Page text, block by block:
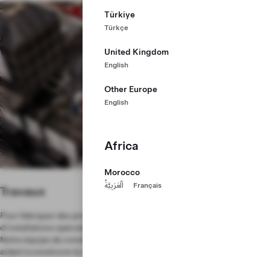
Türkiye
Türkçe
United Kingdom
English
Other Europe
English
Africa
Morocco
اَلْعَرَبِيَّةُ Français
Pour fabriquer des produits qui se démarquent, nous devons disposer
d'installations spécialement pensées à cet effet et uniques au monde.
Notre équipe de construction réinvente le concept d'usine en nous
aidant à construire le site de Gigafactory Texas à partir de rien.
Travaux